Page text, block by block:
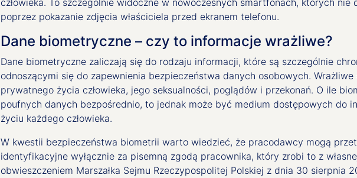
człowieka. To szczególnie widoczne w nowoczesnych smartfonach, których nie
poprzez pokazanie zdjęcia właściciela przed ekranem telefonu.
Dane biometryczne – czy to informacje wrażliwe?
Dane biometryczne zaliczają się do rodzaju informacji, które są szczególnie
odnoszącymi się do zapewnienia bezpieczeństwa danych osobowych.
prywatnego życia człowieka, jego seksualności, poglądów i przekonań. O ile
poufnych danych bezpośrednio, to jednak może być medium dostępowych do
życiu każdego człowieka.
W kwestii bezpieczeństwa biometrii warto wiedzieć, że pracodawcy mogą
identyfikacyjne wyłącznie za pisemną zgodą pracownika, który zrobi to z
obwieszczeniem Marszałka Sejmu Rzeczypospolitej Polskiej z dnia 30 sierpnia